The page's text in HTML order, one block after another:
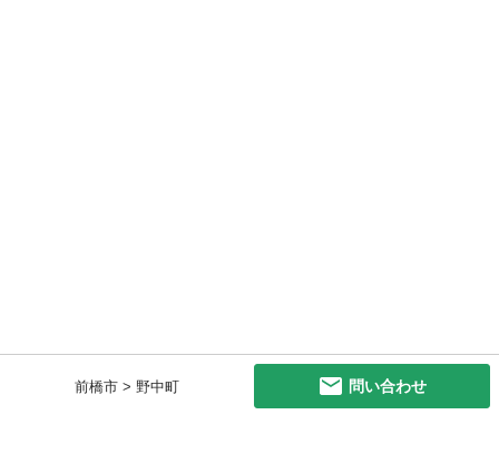
前橋市 > 野中町 問い合わせ